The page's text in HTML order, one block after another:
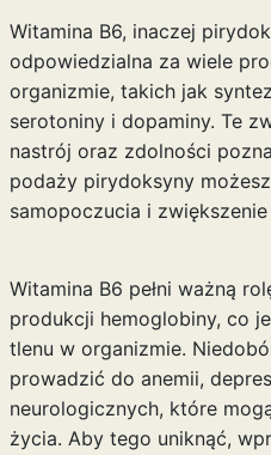
Witamina B6, inaczej
odpowiedzialna za wiele
organizmie, takich jak
serotoniny i dopaminy. Te
nastrój oraz zdolności
podaży pirydoksyny
samopoczucia i
Witamina B6 pełni ważną
produkcji hemoglobiny, co
tlenu w organizmie.
prowadzić do anemii,
neurologicznych, które
życia. Aby tego uniknąć,